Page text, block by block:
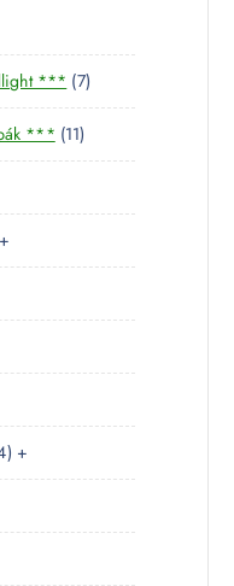
*** 77
t
r
é
*** 111
1
e
m
k
+
3
3
t
+